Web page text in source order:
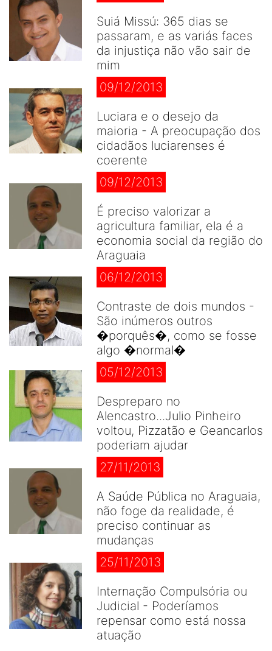
Suiá Missú: 365 dias se
passaram, e as variás faces
da injustiça não vão sair de
mim
09/12/2013
Luciara e o desejo da
maioria - A preocupação dos
cidadãos luciarenses é
coerente
09/12/2013
É preciso valorizar a
agricultura familiar, ela é a
economia social da região do
Araguaia
06/12/2013
Contraste de dois mundos -
São inúmeros outros
�porquês�, como se fosse
algo �normal�
05/12/2013
Despreparo no
Alencastro...Julio Pinheiro
voltou, Pizzatão e Geancarlos
poderiam ajudar
27/11/2013
A Saúde Pública no Araguaia,
não foge da realidade, é
preciso continuar as
mudanças
25/11/2013
Internação Compulsória ou
Judicial - Poderíamos
repensar como está nossa
atuação